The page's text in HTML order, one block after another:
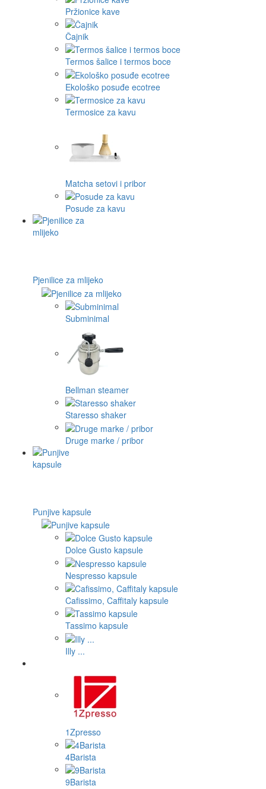
Pržionice kave
Čajnik
Termos šalice i termos boce
Ekološko posuđe ecotree
Termosice za kavu
Matcha setovi i pribor
Posude za kavu
Pjenilice za mlijeko
Subminimal
Bellman steamer
Staresso shaker
Druge marke / pribor
Punjive kapsule
Dolce Gusto kapsule
Nespresso kapsule
Cafissimo, Caffitaly kapsule
Tassimo kapsule
Illy ...
1Zpresso
4Barista
9Barista